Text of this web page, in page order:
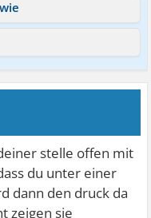
stelle offen mit
du unter einer
dann den druck da
zeigen sie